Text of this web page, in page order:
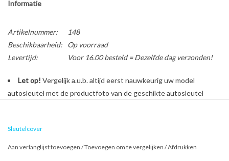
Informatie
Artikelnummer:
148
Beschikbaarheid:
Op voorraad
Levertijd:
Voor 16.00 besteld = Dezelfde dag verzonden!
Let op! Vergelijk a.u.b. altijd eerst nauwkeurig uw model
autosleutel met de productfoto van de geschikte autosleutel
Sleutelcover
Aan verlanglijst toevoegen /Toevoegen om te vergelijken /Afdrukken